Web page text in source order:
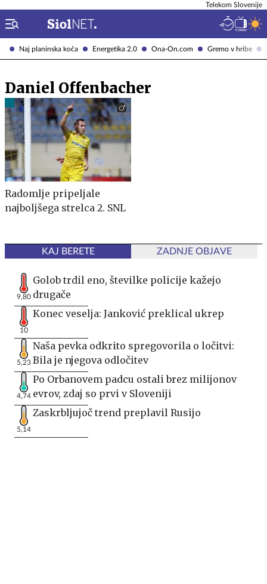
Naj planinska koča Energetika 2.0 Ona-On.com Gremo v hribe
Telekom Slovenije
Daniel Offenbacher
Radomlje pripeljale
najboljšega strelca 2. SNL
KAJ BERETE ZADNJE OBJAVE
9,80
Golob trdil eno, številke policije kažejo
drugače
10
Konec veselja: Janković preklical ukrep
5,23
Naša pevka odkrito spregovorila o ločitvi:
Bila je njegova odločitev
4,74
Po Orbanovem padcu ostali brez milijonov
evrov, zdaj so prvi v Sloveniji
5,14
Zaskrbljujoč trend preplavil Rusijo